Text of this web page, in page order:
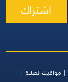
اشتراك
مواقيت الصلاة